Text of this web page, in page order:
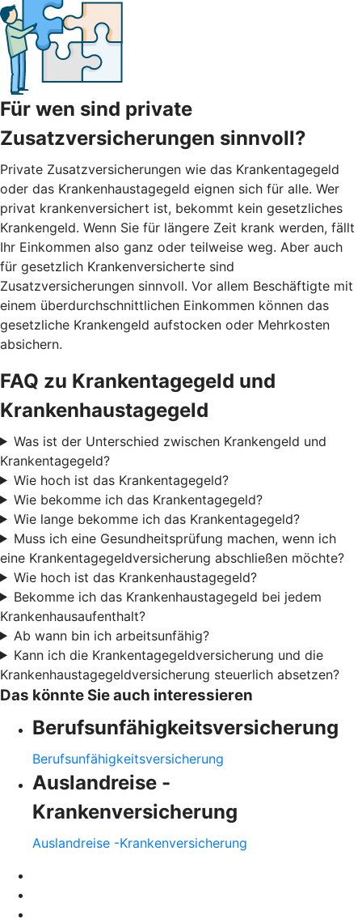
Für wen sind private
Zusatzversicherungen sinnvoll?
Private Zusatzversicherungen wie das Krankentagegeld
oder das Krankenhaustagegeld eignen sich für alle. Wer
privat krankenversichert ist, bekommt kein gesetzliches
Krankengeld. Wenn Sie für längere Zeit krank werden, fällt
Ihr Einkommen also ganz oder teilweise weg. Aber auch
für gesetzlich Krankenversicherte sind
Zusatzversicherungen sinnvoll. Vor allem Beschäftigte mit
einem überdurchschnittlichen Einkommen können das
gesetzliche Krankengeld aufstocken oder Mehrkosten
absichern.
FAQ zu Krankentagegeld und
Krankenhaustagegeld
Was ist der Unterschied zwischen Krankengeld und
Krankentagegeld?
Wie hoch ist das Krankentagegeld?
Wie bekomme ich das Krankentagegeld?
Wie lange bekomme ich das Krankentagegeld?
Muss ich eine Gesundheitsprüfung machen, wenn ich
eine Krankentagegeldversicherung abschließen möchte?
Wie hoch ist das Krankenhaustagegeld?
Bekomme ich das Krankenhaustagegeld bei jedem
Krankenhausaufenthalt?
Ab wann bin ich arbeitsunfähig?
Kann ich die Krankentagegeldversicherung und die
Krankenhaustagegeldversicherung steuerlich absetzen?
Das könnte Sie auch interessieren
Berufsunfähigkeitsversicherung
Berufsunfähigkeitsversicherung
Auslandreise -
Krankenversicherung
Auslandreise -Krankenversicherung